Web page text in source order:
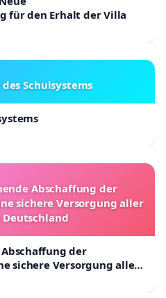
für den Erhalt der Villa
Schulsystems
Abschaffung der
sichere Versorgung aller
der
sichere Versorgung aller